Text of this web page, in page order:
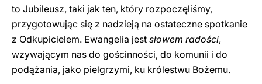
to Jubileusz, taki jak ten, który rozpoczęliśmy,
przygotowując się z nadzieją na ostateczne spotkanie
z Odkupicielem. Ewangelia jest słowem radości,
wzywającym nas do gościnności, do komunii i do
podążania, jako pielgrzymi, ku królestwu Bożemu.